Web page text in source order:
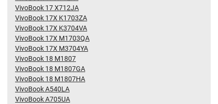
VivoBook 17 X712JA
VivoBook 17X K1703ZA
VivoBook 17X K3704VA
VivoBook 17X M1703QA
VivoBook 17X M3704YA
VivoBook 18 M1807
VivoBook 18 M1807GA
VivoBook 18 M1807HA
VivoBook A540LA
VivoBook A705UA